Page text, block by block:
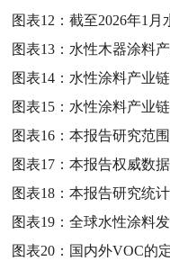
图表12：截至2026年1月
图表13： 水性木器涂料
图表14： 水性涂料产业
图表15： 水性涂料产业
图表16：本报告研究范
图表17：本报告权威数
图表18：本报告研究统
图表19：全球水性涂料
图表20： 国内外VOC的